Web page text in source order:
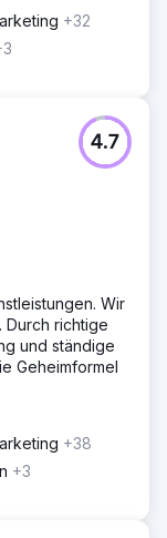
+32
4.7
Wir
Durch richtige
und ständige
Geheimformel
+38
+3